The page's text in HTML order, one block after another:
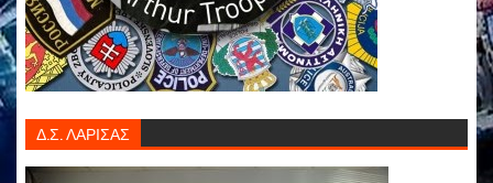
Δ.Σ. ΛΑΡΙΣΑΣ